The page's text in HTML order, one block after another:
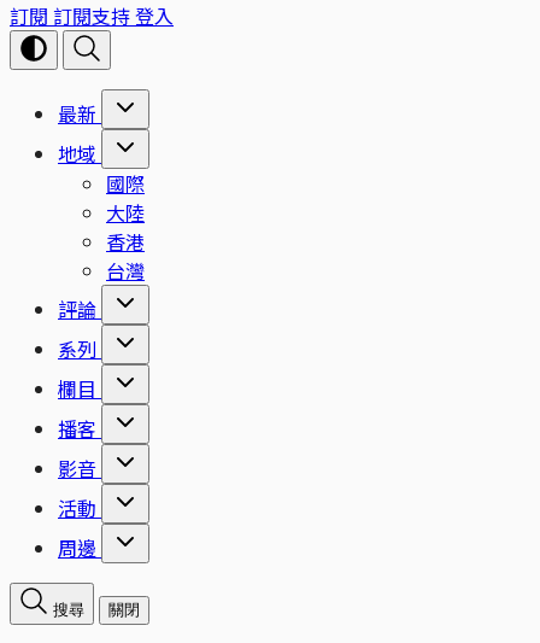
訂閱 訂閱支持登入
最新
地域
國際
大陸
香港
台灣
評論
系列
欄目
播客
影音
活動
周邊
搜尋 關閉